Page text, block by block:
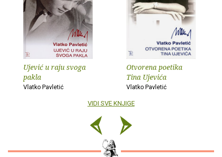
Ujević u raju svoga
pakla
Vlatko Pavletić
Otvorena poetika
Tina Ujevića
Vlatko Pavletić
VIDI SVE KNJIGE